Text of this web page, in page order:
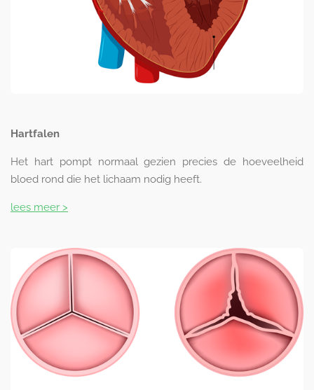
Hartfalen
Het hart pompt normaal gezien precies de hoeveelheid
bloed rond die het lichaam nodig heeft.
lees meer >